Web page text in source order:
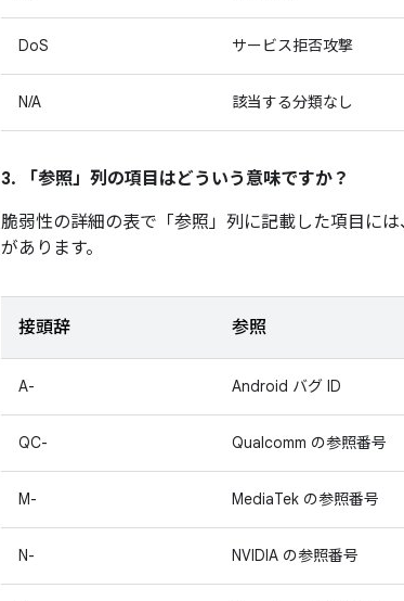
DoS サービス拒否攻撃
N/A 該当する分類なし
3. 「参照」 列の項目はどういう意味ですか？
脆弱性の詳細の表で「参照」 列に記載した項目に
があります。
接頭辞 参照
A- Android バグ ID
QC- Qualcomm の参照番号
M- MediaTek の参照番号
N- NVIDIA の参照番号